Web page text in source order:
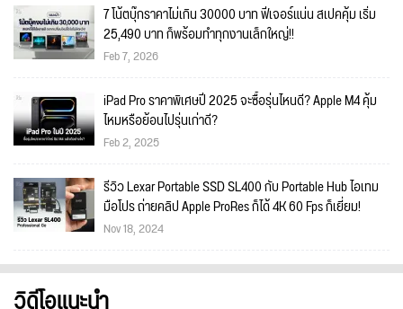
7 โน้ตบุ๊กราคาไม่เกิน 30000 บาท ฟีเจอร์แน่น สเปคคุ้ม เริ่ม
25,490 บาท ก็พร้อมทำทุกงานเล็กใหญ่!!
Feb 7, 2026
iPad Pro ราคาพิเศษปี 2025 จะซื้อรุ่นไหนดี? Apple M4 คุ้ม
ไหมหรือย้อนไปรุ่นเก่าดี?
Feb 2, 2025
รีวิว Lexar Portable SSD SL400 กับ Portable Hub ไอเทม
มือโปร ถ่ายคลิป Apple ProRes ก็ได้ 4K 60 Fps ก็เยี่ยม!
Nov 18, 2024